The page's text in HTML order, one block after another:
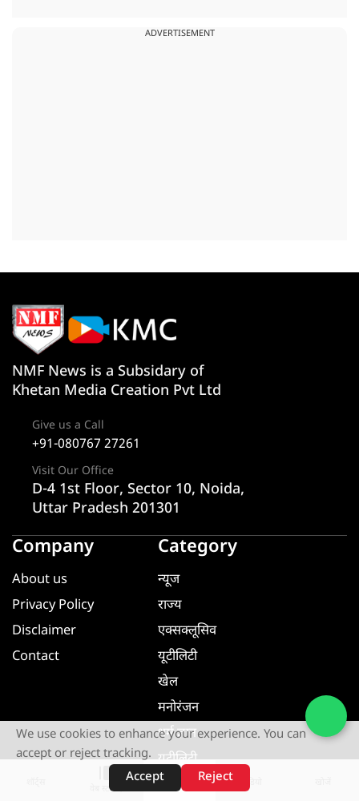
ADVERTISEMENT
वेब स्टोरीज़
NMF News is a Subsidary of
Khetan Media Creation Pvt Ltd
Give us a Call
+91-080767 27261
Visit Our Office
D-4 1st Floor, Sector 10, Noida,
Uttar Pradesh 201301
Company
About us
Privacy Policy
Disclaimer
Contact
Category
न्यूज
राज्य
एक्सक्लूसिव
यूटीलिटी
खेल
मनोरंजन
धर्म ज्ञान
यूटीलिटी
We use cookies to enhance your experience. You can
accept or reject tracking.
Accept
Reject